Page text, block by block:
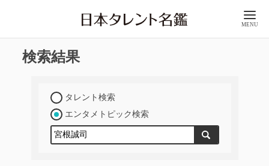
MENU
検索結果
タレント検索
エンタメトピック検索